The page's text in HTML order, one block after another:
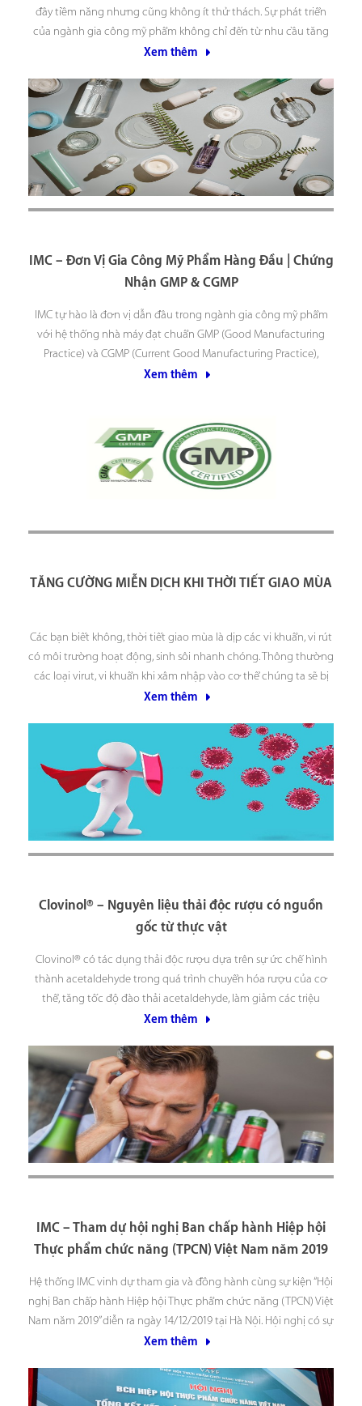
đầy tiềm năng nhưng cũng không ít thử thách. Sự phát triển
của ngành gia công mỹ phẩm không chỉ đến từ nhu cầu tăng
cao của thị trường nội địa, mà còn bởi những cơ hội lớn
Xem thêm
IMC – Đơn Vị Gia Công Mỹ Phẩm Hàng Đầu | Chứng
Nhận GMP & CGMP
IMC tự hào là đơn vị dẫn đầu trong ngành gia công mỹ phẩm
với hệ thống nhà máy đạt chuẩn GMP (Good Manufacturing
Practice) và CGMP (Current Good Manufacturing Practice),
những tiêu chuẩn quốc tế khắt khe nhất được công nhận trên
Xem thêm
TĂNG CƯỜNG MIỄN DỊCH KHI THỜI TIẾT GIAO MÙA
Các bạn biết không, thời tiết giao mùa là dịp các vi khuẩn, vi rút
có môi trường hoạt động, sinh sôi nhanh chóng. Thông thường
các loại virut, vi khuẩn khi xâm nhập vào cơ thể chúng ta sẽ bị
hệ miễn dịch của chúng ta tiêu diệt một
Xem thêm
Clovinol® – Nguyên liệu thải độc rượu có nguồn
gốc từ thực vật
Clovinol® có tác dụng thải độc rượu dựa trên sự ức chế hình
thành acetaldehyde trong quá trình chuyển hóa rượu của cơ
thể, tăng tốc độ đào thải acetaldehyde, làm giảm các triệu
chứng khó chịu do say rượu gây ra như đau đầu, mệt mỏi, khát
Xem thêm
IMC – Tham dự hội nghị Ban chấp hành Hiệp hội
Thực phẩm chức năng (TPCN) Việt Nam năm 2019
Hệ thống IMC vinh dự tham gia và đồng hành cùng sự kiện “Hội
nghị Ban chấp hành Hiệp hội Thực phẩm chức năng (TPCN) Việt
Nam năm 2019” diễn ra ngày 14/12/2019 tại Hà Nội. Hội nghị có sự
tham gia của đại diện Cục An toàn thực phẩm,
Xem thêm